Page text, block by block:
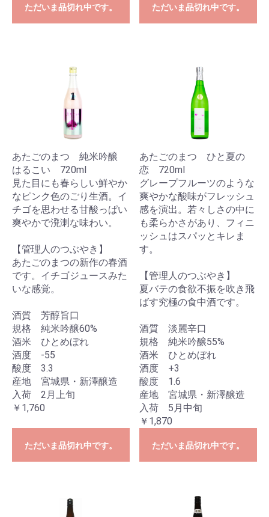
ただいま品切れ中です。 ただいま品切れ中です。
あたごのまつ 純米吟醸
はるこい 720ml
見た目にも春らしい鮮やか
なピンク色のごり生酒。イ
チゴを思わせる甘酸っぱい
爽やかで溌溂な味わい。
【管理人のつぶやき】
あたごのまつの新作の春酒
です。イチゴジュースみた
いな感覚。
酒質 芳醇旨口
規格 純米吟醸60%
酒米 ひとめぼれ
酒度 -55
酸度 3.3
産地 宮城県・新澤醸造
入荷 2月上旬
￥1,760
ただいま品切れ中です。
あたごのまつ ひと夏の
恋 720ml
グレープフルーツのような
爽やかな酸味がフレッシュ
感を演出。若々しさの中に
も柔らかさがあり、フィニ
ッシュはスパッとキレま
す。
【管理人のつぶやき】
夏バテの食欲不振を吹き飛
ばす究極の食中酒です。
酒質 淡麗辛口
規格 純米吟醸55%
酒米 ひとめぼれ
酒度 +3
酸度 1.6
産地 宮城県・新澤醸造
入荷 5月中旬
￥1,870
ただいま品切れ中です。